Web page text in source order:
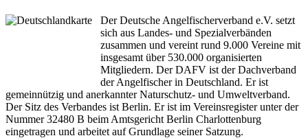
Der Deutsche Angelfischerverband e.V. setzt
sich aus Landes- und Spezialverbänden
zusammen und vereint rund 9.000 Vereine mit
insgesamt über 530.000 organisierten
Mitgliedern. Der DAFV ist der Dachverband
der Angelfischer in Deutschland. Er ist
gemeinnützig und anerkannter Naturschutz- und Umweltverband.
Der Sitz des Verbandes ist Berlin. Er ist im Vereinsregister unter der
Nummer 32480 B beim Amtsgericht Berlin Charlottenburg
eingetragen und arbeitet auf Grundlage seiner Satzung.